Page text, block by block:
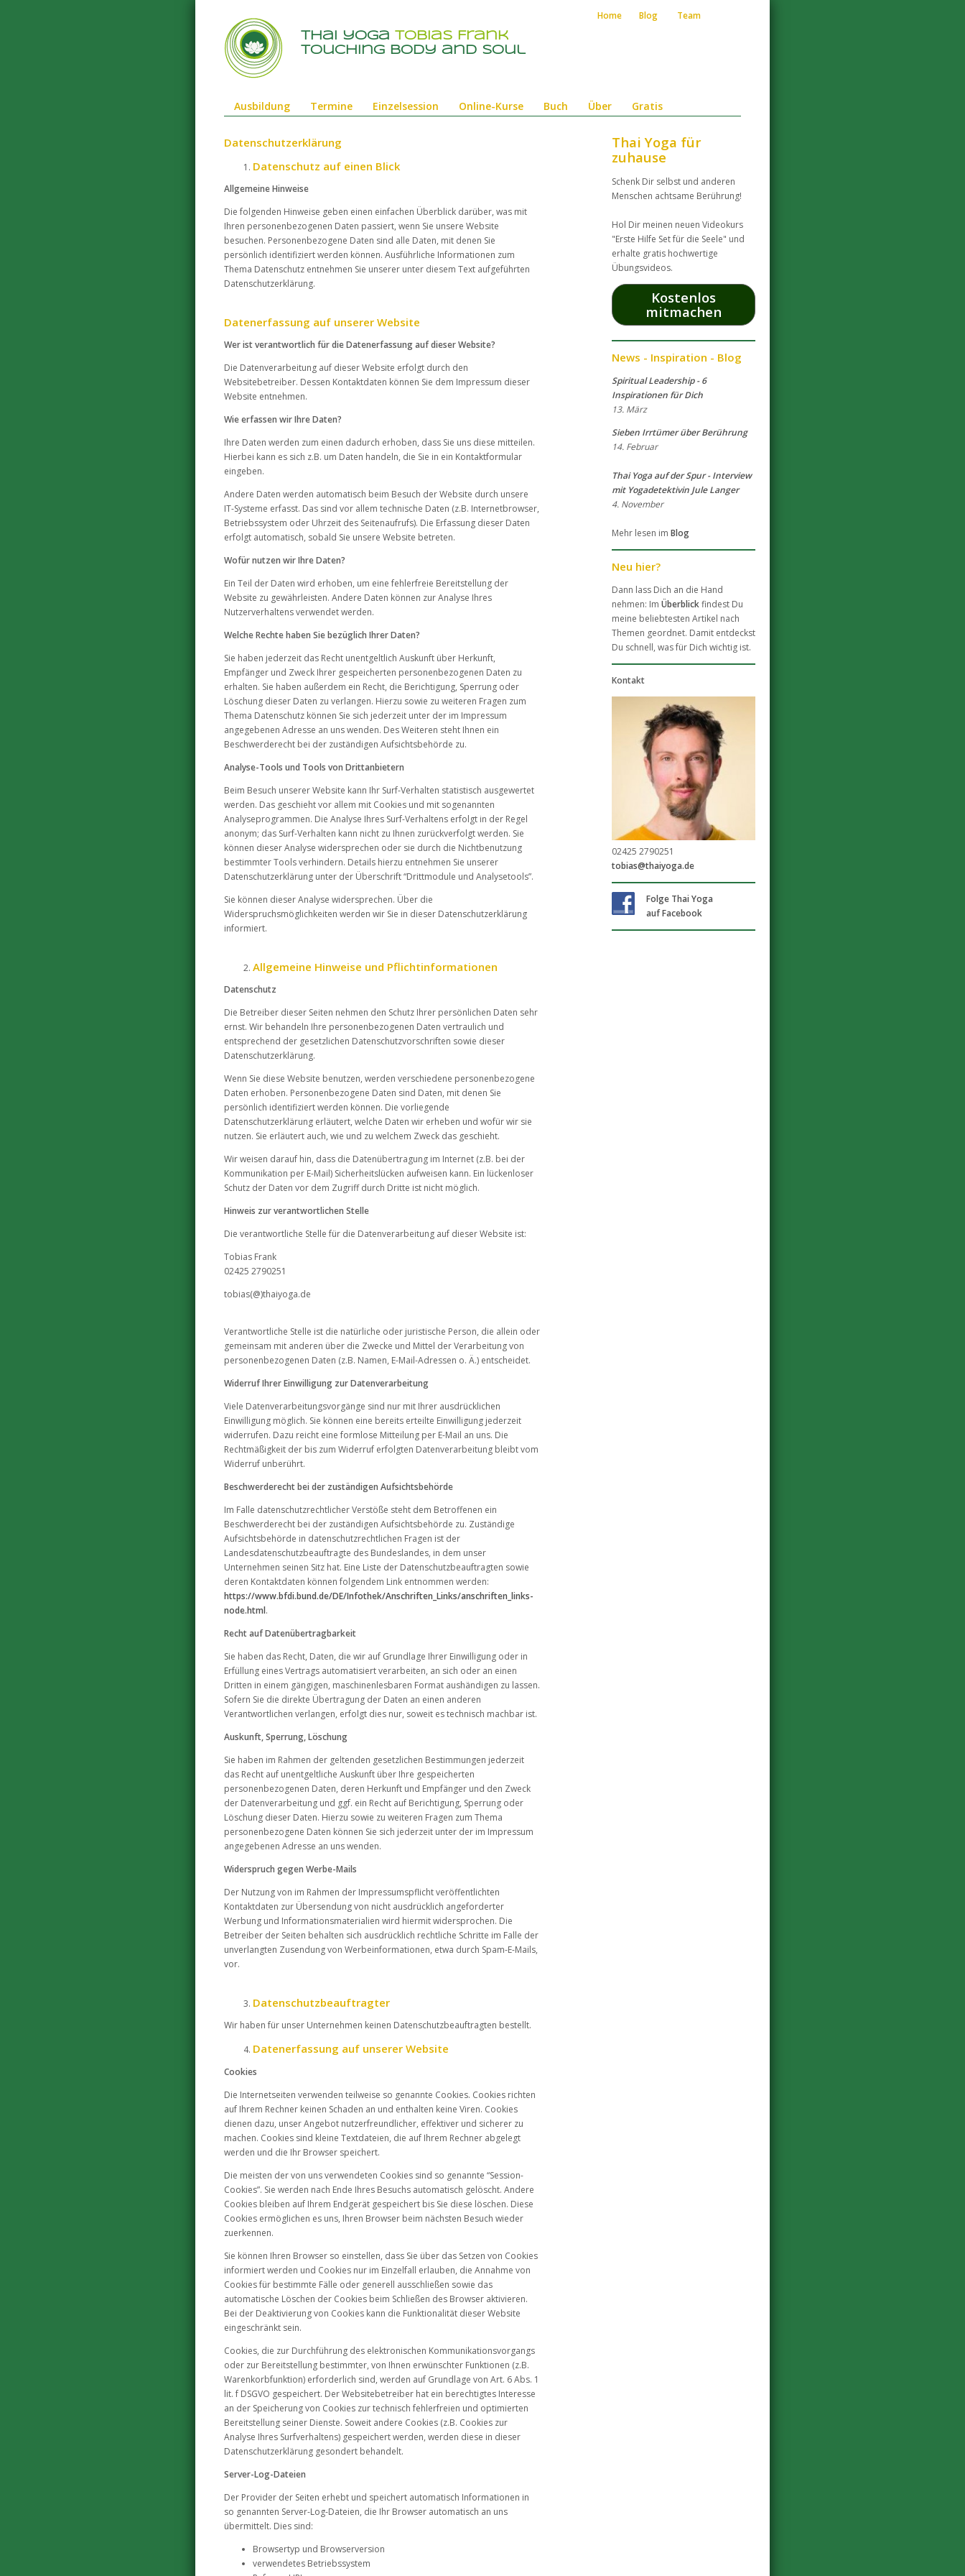
thai yoga Tobias Frank
touching body and soul
Home Blog Team
Ausbildung Termine Einzelsession Online-Kurse Buch Über Gratis
Datenschutzerklärung
Datenschutz auf einen Blick
Allgemeine Hinweise
Die folgenden Hinweise geben einen einfachen Überblick darüber, was mit
Ihren personenbezogenen Daten passiert, wenn Sie unsere Website
besuchen. Personenbezogene Daten sind alle Daten, mit denen Sie
persönlich identifiziert werden können. Ausführliche Informationen zum
Thema Datenschutz entnehmen Sie unserer unter diesem Text aufgeführten
Datenschutzerklärung.
Datenerfassung auf unserer Website
Wer ist verantwortlich für die Datenerfassung auf dieser Website?
Die Datenverarbeitung auf dieser Website erfolgt durch den
Websitebetreiber. Dessen Kontaktdaten können Sie dem Impressum dieser
Website entnehmen.
Wie erfassen wir Ihre Daten?
Ihre Daten werden zum einen dadurch erhoben, dass Sie uns diese mitteilen.
Hierbei kann es sich z.B. um Daten handeln, die Sie in ein Kontaktformular
eingeben.
Andere Daten werden automatisch beim Besuch der Website durch unsere
IT-Systeme erfasst. Das sind vor allem technische Daten (z.B. Internetbrowser,
Betriebssystem oder Uhrzeit des Seitenaufrufs). Die Erfassung dieser Daten
erfolgt automatisch, sobald Sie unsere Website betreten.
Wofür nutzen wir Ihre Daten?
Ein Teil der Daten wird erhoben, um eine fehlerfreie Bereitstellung der
Website zu gewährleisten. Andere Daten können zur Analyse Ihres
Nutzerverhaltens verwendet werden.
Welche Rechte haben Sie bezüglich Ihrer Daten?
Sie haben jederzeit das Recht unentgeltlich Auskunft über Herkunft,
Empfänger und Zweck Ihrer gespeicherten personenbezogenen Daten zu
erhalten. Sie haben außerdem ein Recht, die Berichtigung, Sperrung oder
Löschung dieser Daten zu verlangen. Hierzu sowie zu weiteren Fragen zum
Thema Datenschutz können Sie sich jederzeit unter der im Impressum
angegebenen Adresse an uns wenden. Des Weiteren steht Ihnen ein
Beschwerderecht bei der zuständigen Aufsichtsbehörde zu.
Analyse-Tools und Tools von Drittanbietern
Beim Besuch unserer Website kann Ihr Surf-Verhalten statistisch ausgewertet
werden. Das geschieht vor allem mit Cookies und mit sogenannten
Analyseprogrammen. Die Analyse Ihres Surf-Verhaltens erfolgt in der Regel
anonym; das Surf-Verhalten kann nicht zu Ihnen zurückverfolgt werden. Sie
können dieser Analyse widersprechen oder sie durch die Nichtbenutzung
bestimmter Tools verhindern. Details hierzu entnehmen Sie unserer
Datenschutzerklärung unter der Überschrift “Drittmodule und Analysetools”.
Sie können dieser Analyse widersprechen. Über die
Widerspruchsmöglichkeiten werden wir Sie in dieser Datenschutzerklärung
informiert.
Allgemeine Hinweise und Pflichtinformationen
Datenschutz
Die Betreiber dieser Seiten nehmen den Schutz Ihrer persönlichen Daten sehr
ernst. Wir behandeln Ihre personenbezogenen Daten vertraulich und
entsprechend der gesetzlichen Datenschutzvorschriften sowie dieser
Datenschutzerklärung.
Wenn Sie diese Website benutzen, werden verschiedene personenbezogene
Daten erhoben. Personenbezogene Daten sind Daten, mit denen Sie
persönlich identifiziert werden können. Die vorliegende
Datenschutzerklärung erläutert, welche Daten wir erheben und wofür wir sie
nutzen. Sie erläutert auch, wie und zu welchem Zweck das geschieht.
Wir weisen darauf hin, dass die Datenübertragung im Internet (z.B. bei der
Kommunikation per E-Mail) Sicherheitslücken aufweisen kann. Ein lückenloser
Schutz der Daten vor dem Zugriff durch Dritte ist nicht möglich.
Hinweis zur verantwortlichen Stelle
Die verantwortliche Stelle für die Datenverarbeitung auf dieser Website ist:
Tobias Frank
02425 2790251
tobias(@)thaiyoga.de
Verantwortliche Stelle ist die natürliche oder juristische Person, die allein oder
gemeinsam mit anderen über die Zwecke und Mittel der Verarbeitung von
personenbezogenen Daten (z.B. Namen, E-Mail-Adressen o. Ä.) entscheidet.
Widerruf Ihrer Einwilligung zur Datenverarbeitung
Viele Datenverarbeitungsvorgänge sind nur mit Ihrer ausdrücklichen
Einwilligung möglich. Sie können eine bereits erteilte Einwilligung jederzeit
widerrufen. Dazu reicht eine formlose Mitteilung per E-Mail an uns. Die
Rechtmäßigkeit der bis zum Widerruf erfolgten Datenverarbeitung bleibt vom
Widerruf unberührt.
Beschwerderecht bei der zuständigen Aufsichtsbehörde
Im Falle datenschutzrechtlicher Verstöße steht dem Betroffenen ein
Beschwerderecht bei der zuständigen Aufsichtsbehörde zu. Zuständige
Aufsichtsbehörde in datenschutzrechtlichen Fragen ist der
Landesdatenschutzbeauftragte des Bundeslandes, in dem unser
Unternehmen seinen Sitz hat. Eine Liste der Datenschutzbeauftragten sowie
deren Kontaktdaten können folgendem Link entnommen werden:
https://www.bfdi.bund.de/DE/Infothek/Anschriften_Links/anschriften_links-
node.html.
Recht auf Datenübertragbarkeit
Sie haben das Recht, Daten, die wir auf Grundlage Ihrer Einwilligung oder in
Erfüllung eines Vertrags automatisiert verarbeiten, an sich oder an einen
Dritten in einem gängigen, maschinenlesbaren Format aushändigen zu lassen.
Sofern Sie die direkte Übertragung der Daten an einen anderen
Verantwortlichen verlangen, erfolgt dies nur, soweit es technisch machbar ist.
Auskunft, Sperrung, Löschung
Sie haben im Rahmen der geltenden gesetzlichen Bestimmungen jederzeit
das Recht auf unentgeltliche Auskunft über Ihre gespeicherten
personenbezogenen Daten, deren Herkunft und Empfänger und den Zweck
der Datenverarbeitung und ggf. ein Recht auf Berichtigung, Sperrung oder
Löschung dieser Daten. Hierzu sowie zu weiteren Fragen zum Thema
personenbezogene Daten können Sie sich jederzeit unter der im Impressum
angegebenen Adresse an uns wenden.
Widerspruch gegen Werbe-Mails
Der Nutzung von im Rahmen der Impressumspflicht veröffentlichten
Kontaktdaten zur Übersendung von nicht ausdrücklich angeforderter
Werbung und Informationsmaterialien wird hiermit widersprochen. Die
Betreiber der Seiten behalten sich ausdrücklich rechtliche Schritte im Falle der
unverlangten Zusendung von Werbeinformationen, etwa durch Spam-E-Mails,
vor.
Datenschutzbeauftragter
Wir haben für unser Unternehmen keinen Datenschutzbeauftragten bestellt.
Datenerfassung auf unserer Website
Cookies
Die Internetseiten verwenden teilweise so genannte Cookies. Cookies richten
auf Ihrem Rechner keinen Schaden an und enthalten keine Viren. Cookies
dienen dazu, unser Angebot nutzerfreundlicher, effektiver und sicherer zu
machen. Cookies sind kleine Textdateien, die auf Ihrem Rechner abgelegt
werden und die Ihr Browser speichert.
Die meisten der von uns verwendeten Cookies sind so genannte “Session-
Cookies”. Sie werden nach Ende Ihres Besuchs automatisch gelöscht. Andere
Cookies bleiben auf Ihrem Endgerät gespeichert bis Sie diese löschen. Diese
Cookies ermöglichen es uns, Ihren Browser beim nächsten Besuch wieder
zuerkennen.
Sie können Ihren Browser so einstellen, dass Sie über das Setzen von Cookies
informiert werden und Cookies nur im Einzelfall erlauben, die Annahme von
Cookies für bestimmte Fälle oder generell ausschließen sowie das
automatische Löschen der Cookies beim Schließen des Browser aktivieren.
Bei der Deaktivierung von Cookies kann die Funktionalität dieser Website
eingeschränkt sein.
Cookies, die zur Durchführung des elektronischen Kommunikationsvorgangs
oder zur Bereitstellung bestimmter, von Ihnen erwünschter Funktionen (z.B.
Warenkorbfunktion) erforderlich sind, werden auf Grundlage von Art. 6 Abs. 1
lit. f DSGVO gespeichert. Der Websitebetreiber hat ein berechtigtes Interesse
an der Speicherung von Cookies zur technisch fehlerfreien und optimierten
Bereitstellung seiner Dienste. Soweit andere Cookies (z.B. Cookies zur
Analyse Ihres Surfverhaltens) gespeichert werden, werden diese in dieser
Datenschutzerklärung gesondert behandelt.
Server-Log-Dateien
Der Provider der Seiten erhebt und speichert automatisch Informationen in
so genannten Server-Log-Dateien, die Ihr Browser automatisch an uns
übermittelt. Dies sind:
Browsertyp und Browserversion
verwendetes Betriebssystem
Thai Yoga für
zuhause
Schenk Dir selbst und anderen
Menschen achtsame Berührung!
Hol Dir meinen neuen Videokurs
"Erste Hilfe Set für die Seele" und
erhalte gratis hochwertige
Übungsvideos.
Kostenlos
mitmachen
News - Inspiration - Blog
Spiritual Leadership - 6
Inspirationen für Dich
13. März
Sieben Irrtümer über Berührung
14. Februar
Thai Yoga auf der Spur - Interview
mit Yogadetektivin Jule Langer
4. November
Mehr lesen im Blog
Neu hier?
Dann lass Dich an die Hand
nehmen: Im Überblickfindest Du
meine beliebtesten Artikel nach
Themen geordnet. Damit entdeckst
Du schnell, was für Dich wichtig ist.
Kontakt
02425 2790251
tobias@thaiyoga.de
Folge Thai Yoga
auf Facebook